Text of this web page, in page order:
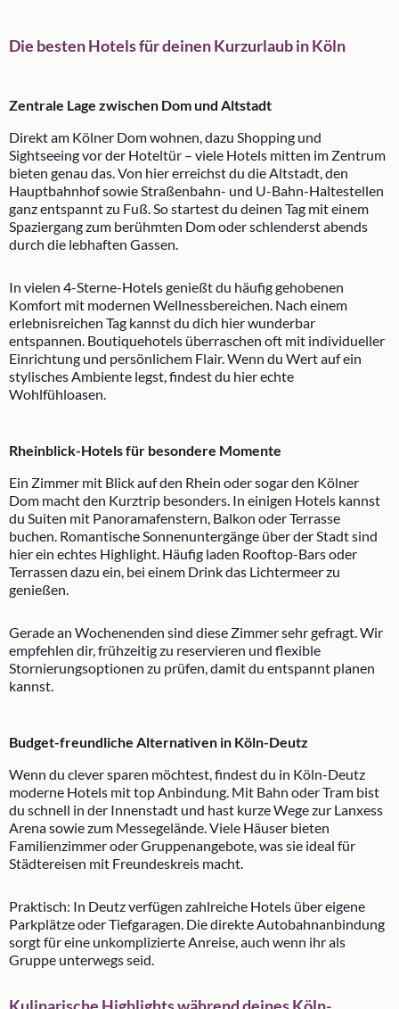
Die besten Hotels für deinen Kurzurlaub in Köln
Zentrale Lage zwischen Dom und Altstadt
Direkt am Kölner Dom wohnen, dazu Shopping und
Sightseeing vor der Hoteltür – viele Hotels mitten im Zentrum
bieten genau das. Von hier erreichst du die Altstadt, den
Hauptbahnhof sowie Straßenbahn- und U-Bahn-Haltestellen
ganz entspannt zu Fuß. So startest du deinen Tag mit einem
Spaziergang zum berühmten Dom oder schlenderst abends
durch die lebhaften Gassen.
In vielen 4-Sterne-Hotels genießt du häufig gehobenen
Komfort mit modernen Wellnessbereichen. Nach einem
erlebnisreichen Tag kannst du dich hier wunderbar
entspannen. Boutiquehotels überraschen oft mit individueller
Einrichtung und persönlichem Flair. Wenn du Wert auf ein
stylisches Ambiente legst, findest du hier echte
Wohlfühloasen.
Rheinblick-Hotels für besondere Momente
Ein Zimmer mit Blick auf den Rhein oder sogar den Kölner
Dom macht den Kurztrip besonders. In einigen Hotels kannst
du Suiten mit Panoramafenstern, Balkon oder Terrasse
buchen. Romantische Sonnenuntergänge über der Stadt sind
hier ein echtes Highlight. Häufig laden Rooftop-Bars oder
Terrassen dazu ein, bei einem Drink das Lichtermeer zu
genießen.
Gerade an Wochenenden sind diese Zimmer sehr gefragt. Wir
empfehlen dir, frühzeitig zu reservieren und flexible
Stornierungsoptionen zu prüfen, damit du entspannt planen
kannst.
Budget-freundliche Alternativen in Köln-Deutz
Wenn du clever sparen möchtest, findest du in Köln-Deutz
moderne Hotels mit top Anbindung. Mit Bahn oder Tram bist
du schnell in der Innenstadt und hast kurze Wege zur Lanxess
Arena sowie zum Messegelände. Viele Häuser bieten
Familienzimmer oder Gruppenangebote, was sie ideal für
Städtereisen mit Freundeskreis macht.
Praktisch: In Deutz verfügen zahlreiche Hotels über eigene
Parkplätze oder Tiefgaragen. Die direkte Autobahnanbindung
sorgt für eine unkomplizierte Anreise, auch wenn ihr als
Gruppe unterwegs seid.